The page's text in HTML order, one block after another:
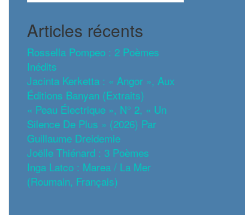
Articles récents
Rossella Pompeo : 2 Poèmes
Inédits
Jacinta Kerketta : « Angor », Aux
Éditions Banyan (extraits)
« Peau Électrique », N° 2, « Un
Silence De Plus » (2026) Par
Guillaume Dreidemie
Joëlle Thiénard : 3 Poèmes
Inga Latco : Marea / La Mer
(roumain, Français)